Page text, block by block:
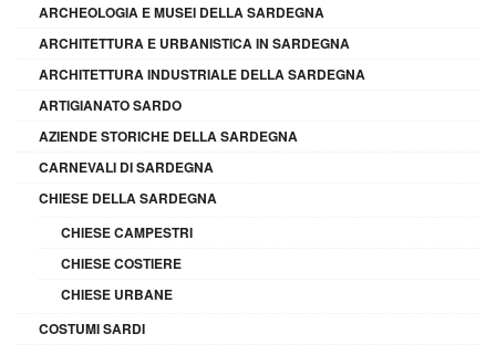
ARCHEOLOGIA E MUSEI DELLA SARDEGNA
ARCHITETTURA E URBANISTICA IN SARDEGNA
ARCHITETTURA INDUSTRIALE DELLA SARDEGNA
ARTIGIANATO SARDO
AZIENDE STORICHE DELLA SARDEGNA
CARNEVALI DI SARDEGNA
CHIESE DELLA SARDEGNA
CHIESE CAMPESTRI
CHIESE COSTIERE
CHIESE URBANE
COSTUMI SARDI